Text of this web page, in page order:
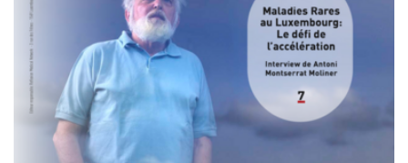
22 juin 2026 - 17:16
Covid long: des symptômes réels, mais souvent réversibles
11 mai 2026 - 10:36
Un robot humanoïde testé à l’hôpital pour soutenir les
équipes soignantes
31 mars 2026 - 06:51